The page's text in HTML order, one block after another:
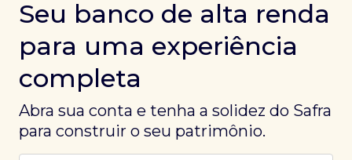
Seu banco de alta renda
para uma experiência
completa
Abra sua conta e tenha a solidez do Safra
para construir o seu patrimônio.